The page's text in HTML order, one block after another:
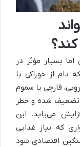
بسیار مؤثر در
از خوراکی با
قارچی یا سموم
تضعیف شده و خطر
می‌یابد. این
که نیاز غذایی
اقتصادی شود